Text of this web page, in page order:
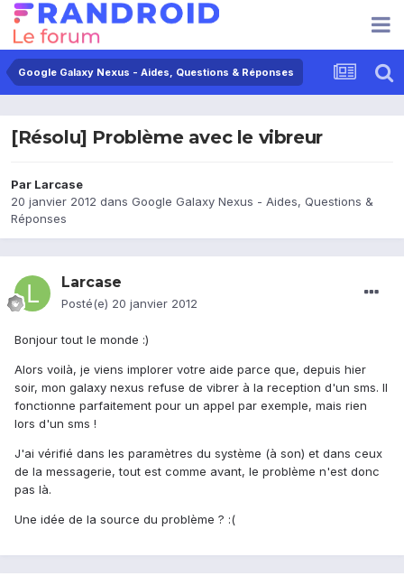
Google Galaxy Nexus - Aides, Questions & Réponses
[Résolu] Problème avec le vibreur
Par Larcase
20 janvier 2012 dans Google Galaxy Nexus - Aides, Questions &
Réponses
Larcase
Posté(e) 20 janvier 2012
Bonjour tout le monde :)
Alors voilà, je viens implorer votre aide parce que, depuis hier
soir, mon galaxy nexus refuse de vibrer à la reception d'un sms. Il
fonctionne parfaitement pour un appel par exemple, mais rien
lors d'un sms !
J'ai vérifié dans les paramètres du système (à son) et dans ceux
de la messagerie, tout est comme avant, le problème n'est donc
pas là.
Une idée de la source du problème ? :(